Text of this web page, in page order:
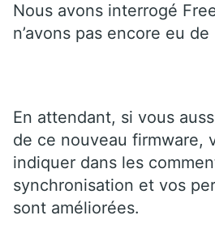
Nous avons interrogé
n’avons pas encore eu
En attendant, si vous
de ce nouveau firmware,
indiquer dans les
synchronisation et vos
sont améliorées.